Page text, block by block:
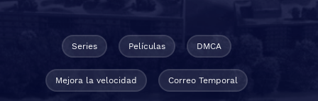
Series Películas DMCA
Mejora la velocidad Correo Temporal